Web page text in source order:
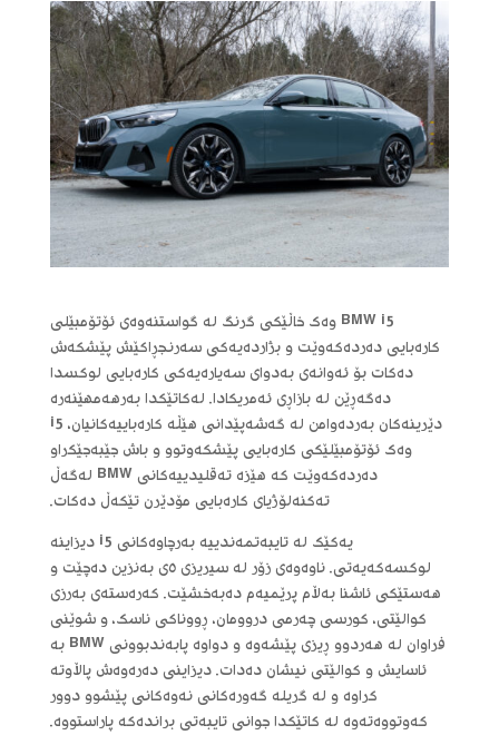
BMW i5 وەک خاڵێکی گرنگ لە گواستنەوەی ئۆتۆمبێلی
کارەبایی دەردەکەوێت و بژاردەیەکی سەرنجڕاکێش پێشکەش
دەکات بۆ ئەوانەی بەدوای سەیارەیەکی کارەبایی لوکسدا
دەگەڕێن لە بازاڕی ئەمریکادا. لەکاتێکدا بەرهەمهێنەرە
دێرینەکان بەردەوامن لە گەشەپێدانی هێڵە کارەباییەکانیان، i5
وەک ئۆتۆمبێلێکی کارەبایی پێشکەوتوو و باش جێبەجێکراو
دەردەکەوێت کە هێزە تەقلیدییەکانی BMW لەگەڵ
تەکنەلۆژیای کارەبایی مۆدێرن تێکەڵ دەکات.
یەکێک لە تایبەتمەندییە بەرچاوەکانی i5 دیزاینە
لوکسەکەیەتی. ناوەوەی زۆر لە سیریزی ٥ی بەنزین دەچێت و
هەستێکی ئاشنا بەڵام پرێمیەم دەبەخشێت. کەرەستەی بەرزی
کوالێتی، کورسی چەرمی دروومان، ڕووناکی ناسک، و شوێنی
فراوان لە هەردوو ڕیزی پێشەوە و دواوە پابەندبوونی BMW بە
ئاسایش و کوالێتی نیشان دەدات. دیزاینی دەرەوەش پاڵاوتە
کراوە و لە گریلە گەورەکانی نەوەکانی پێشوو دوور
کەوتووەتەوە لە کاتێکدا جوانی تایبەتی براندەکە پاراستووە.